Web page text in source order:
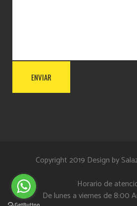
Copyright 2019 Design by
Horario de
De lunes a viernes de 8:00